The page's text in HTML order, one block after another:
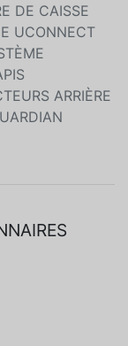
DE CAISSE
UCONNECT
ARRIÈRE